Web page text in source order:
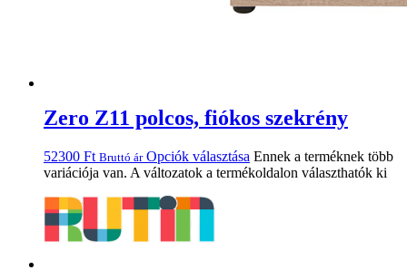
Zero Z11 polcos, fiókos szekrény
52300 Ft Bruttó ár Opciók választása Ennek a terméknek több
variációja van. A változatok a termékoldalon választhatók ki